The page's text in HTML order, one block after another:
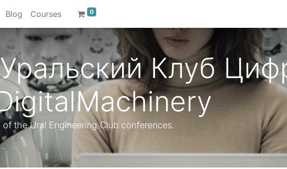
Blog Courses 0
Клуб
the Ural Engineering Club conferences.